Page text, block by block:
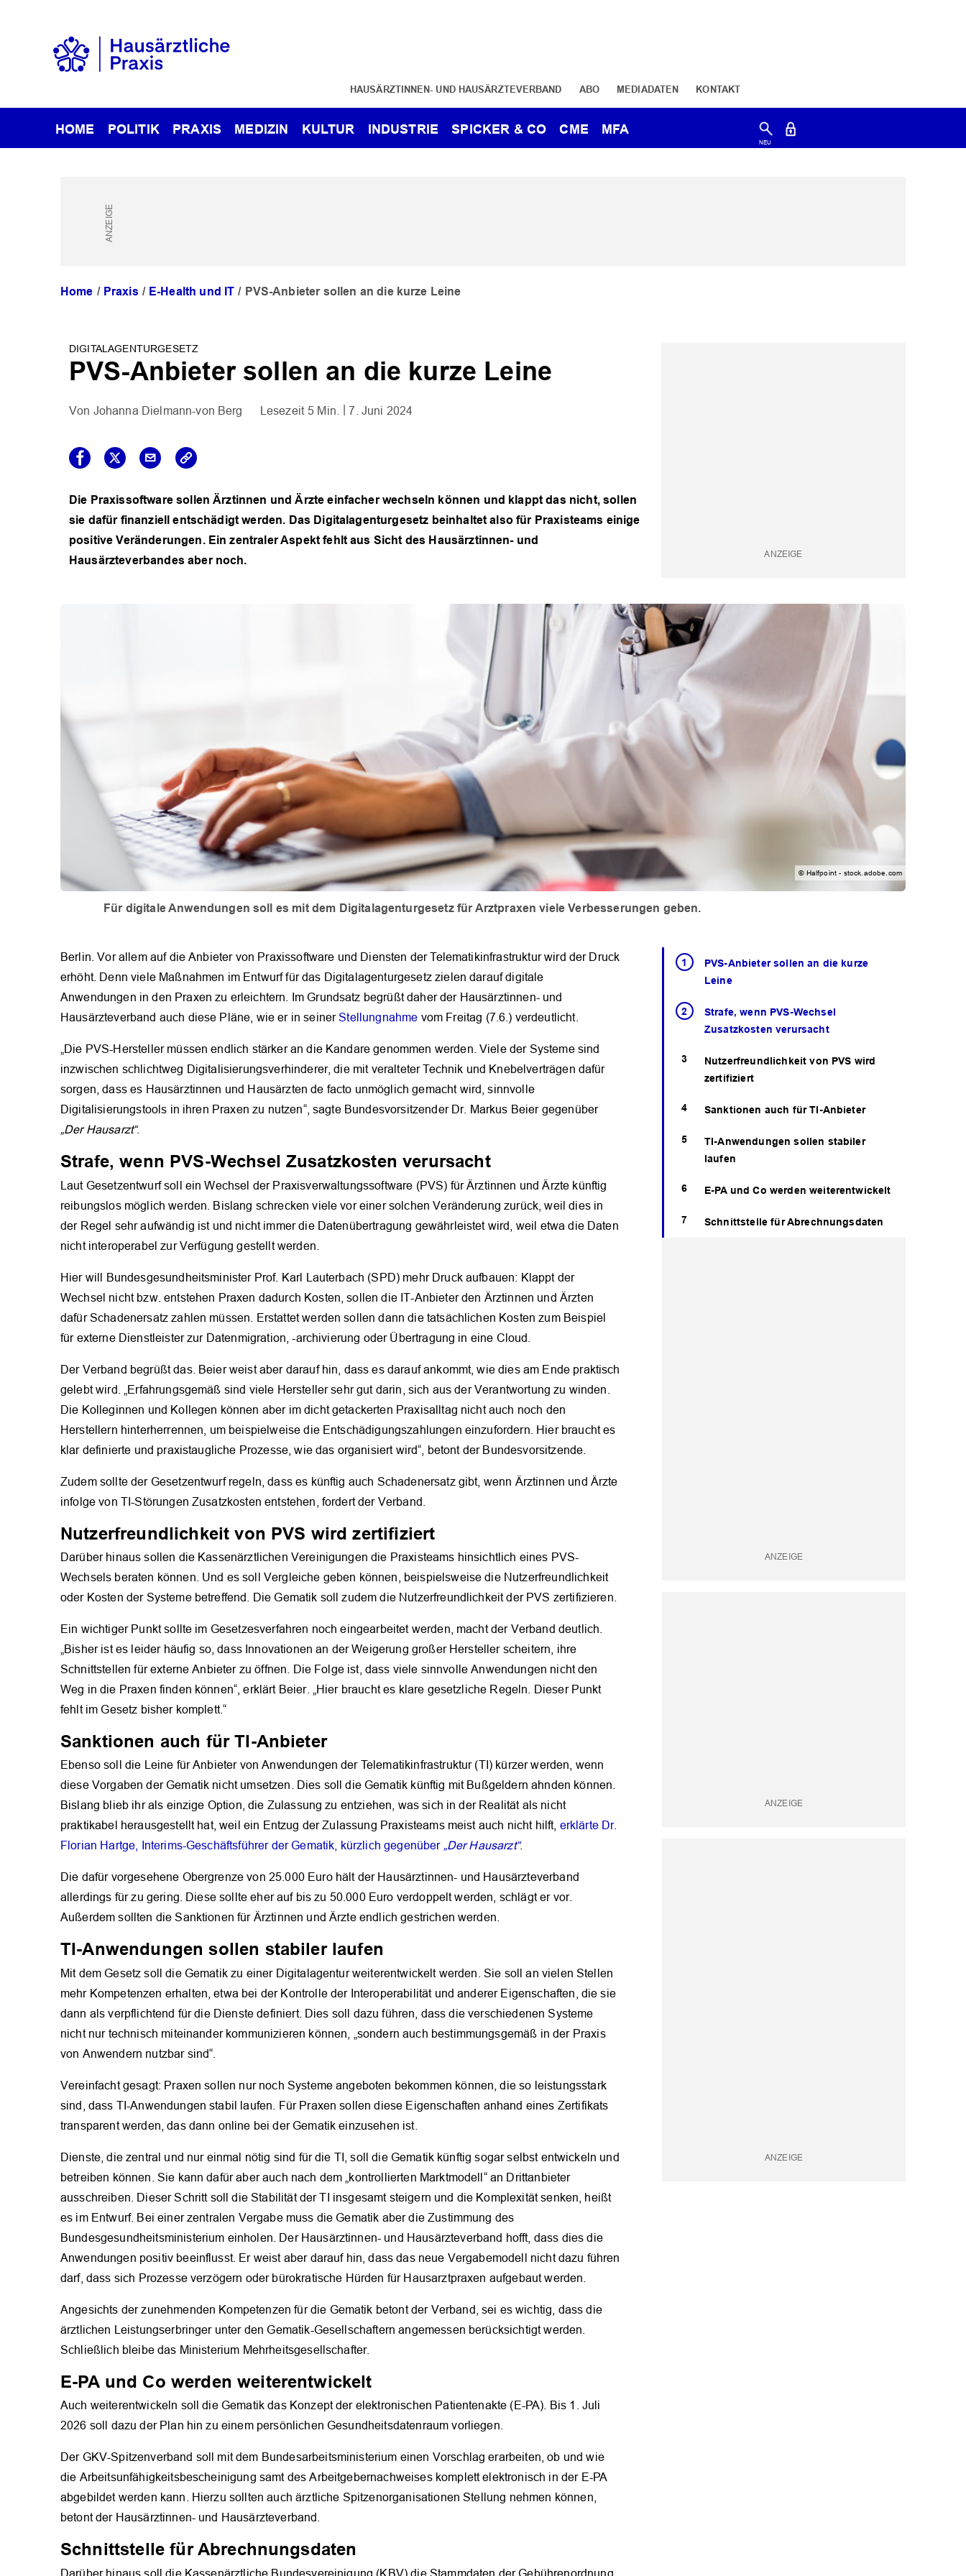
HAUSÄRZTINNEN- UND HAUSÄRZTEVERBAND ABO MEDIADATEN KONTAKT
HOME POLITIK PRAXIS MEDIZIN KULTUR INDUSTRIE SPICKER & CO CME MFA
OK
Home Praxis E-Health und IT PVS-Anbieter sollen an die kurze Leine
DIGITALAGENTURGESETZ
PVS-Anbieter sollen an die kurze Leine
Johanna Dielmann-von Berg 5 Min. 7. Juni 2024
Die Praxissoftware sollen Ärztinnen und Ärzte einfacher wechseln können und klappt das nicht, sollen
sie dafür finanziell entschädigt werden. Das Digitalagenturgesetz beinhaltet also für Praxisteams einige
positive Veränderungen. Ein zentraler Aspekt fehlt aus Sicht des Hausärztinnen- und
Hausärzteverbandes aber noch.
© Halfpoint - stock.adobe.com
Für digitale Anwendungen soll es mit dem Digitalagenturgesetz für Arztpraxen viele Verbesserungen geben.
PVS-Anbieter sollen an die kurze
Leine
Strafe, wenn PVS-Wechsel
Zusatzkosten verursacht
Nutzerfreundlichkeit von PVS wird
zertifiziert
Sanktionen auch für TI-Anbieter
TI-Anwendungen sollen stabiler
laufen
E-PA und Co werden weiterentwickelt
Schnittstelle für Abrechnungsdaten
Berlin. Vor allem auf die Anbieter von Praxissoftware und Diensten der Telematikinfrastruktur wird der Druck
erhöht. Denn viele Maßnahmen im Entwurf für das Digitalagenturgesetz zielen darauf digitale
Anwendungen in den Praxen zu erleichtern. Im Grundsatz begrüßt daher der Hausärztinnen- und
Hausärzteverband auch diese Pläne, wie er in seinerStellungnahme vom Freitag (7.6.) verdeutlicht.
„Die PVS-Hersteller müssen endlich stärker an die Kandare genommen werden. Viele der Systeme sind
inzwischen schlichtweg Digitalisierungsverhinderer, die mit veralteter Technik und Knebelverträgen dafür
sorgen, dass es Hausärztinnen und Hausärzten de facto unmöglich gemacht wird, sinnvolle
Digitalisierungstools in ihren Praxen zu nutzen“, sagte Bundesvorsitzender Dr. Markus Beier gegenüber
„Der Hausarzt“.
Strafe, wenn PVS-Wechsel Zusatzkosten verursacht
Laut Gesetzentwurf soll ein Wechsel der Praxisverwaltungssoftware (PVS) für Ärztinnen und Ärzte künftig
reibungslos möglich werden. Bislang schrecken viele vor einer solchen Veränderung zurück, weil dies in
der Regel sehr aufwändig ist und nicht immer die Datenübertragung gewährleistet wird, weil etwa die Daten
nicht interoperabel zur Verfügung gestellt werden.
Hier will Bundesgesundheitsminister Prof. Karl Lauterbach (SPD) mehr Druck aufbauen: Klappt der
Wechsel nicht bzw. entstehen Praxen dadurch Kosten, sollen die IT-Anbieter den Ärztinnen und Ärzten
dafür Schadenersatz zahlen müssen. Erstattet werden sollen dann die tatsächlichen Kosten zum Beispiel
für externe Dienstleister zur Datenmigration, -archivierung oder Übertragung in eine Cloud.
Der Verband begrüßt das. Beier weist aber darauf hin, dass es darauf ankommt, wie dies am Ende praktisch
gelebt wird. „Erfahrungsgemäß sind viele Hersteller sehr gut darin, sich aus der Verantwortung zu winden.
Die Kolleginnen und Kollegen können aber im dicht getackerten Praxisalltag nicht auch noch den
Herstellern hinterherrennen, um beispielweise die Entschädigungszahlungen einzufordern. Hier braucht es
klar definierte und praxistaugliche Prozesse, wie das organisiert wird“, betont der Bundesvorsitzende.
Zudem sollte der Gesetzentwurf regeln, dass es künftig auch Schadenersatz gibt, wenn Ärztinnen und Ärzte
infolge von TI-Störungen Zusatzkosten entstehen, fordert der Verband.
Nutzerfreundlichkeit von PVS wird zertifiziert
Darüber hinaus sollen die Kassenärztlichen Vereinigungen die Praxisteams hinsichtlich eines PVS-
Wechsels beraten können. Und es soll Vergleiche geben können, beispielsweise die Nutzerfreundlichkeit
oder Kosten der Systeme betreffend. Die Gematik soll zudem die Nutzerfreundlichkeit der PVS zertifizieren.
Ein wichtiger Punkt sollte im Gesetzesverfahren noch eingearbeitet werden, macht der Verband deutlich.
„Bisher ist es leider häufig so, dass Innovationen an der Weigerung großer Hersteller scheitern, ihre
Schnittstellen für externe Anbieter zu öffnen. Die Folge ist, dass viele sinnvolle Anwendungen nicht den
Weg in die Praxen finden können“, erklärt Beier. „Hier braucht es klare gesetzliche Regeln. Dieser Punkt
fehlt im Gesetz bisher komplett.“
Sanktionen auch für TI-Anbieter
Ebenso soll die Leine für Anbieter von Anwendungen der Telematikinfrastruktur (TI) kürzer werden, wenn
diese Vorgaben der Gematik nicht umsetzen. Dies soll die Gematik künftig mit Bußgeldern ahnden können.
Bislang blieb ihr als einzige Option, die Zulassung zu entziehen, was sich in der Realität als nicht
praktikabel herausgestellt hat, weil ein Entzug der Zulassung Praxisteams meist auch nicht hilft, erklärte Dr.
Florian Hartge, Interims-Geschäftsführer der Gematik, kürzlich gegenüber „Der Hausarzt“.
Die dafür vorgesehene Obergrenze von 25.000 Euro hält der Hausärztinnen- und Hausärzteverband
allerdings für zu gering. Diese sollte eher auf bis zu 50.000 Euro verdoppelt werden, schlägt er vor.
Außerdem sollten die Sanktionen für Ärztinnen und Ärzte endlich gestrichen werden.
TI-Anwendungen sollen stabiler laufen
Mit dem Gesetz soll die Gematik zu einer Digitalagentur weiterentwickelt werden. Sie soll an vielen Stellen
mehr Kompetenzen erhalten, etwa bei der Kontrolle der Interoperabilität und anderer Eigenschaften, die sie
dann als verpflichtend für die Dienste definiert. Dies soll dazu führen, dass die verschiedenen Systeme
nicht nur technisch miteinander kommunizieren können, „sondern auch bestimmungsgemäß in der Praxis
von Anwendern nutzbar sind“.
Vereinfacht gesagt: Praxen sollen nur noch Systeme angeboten bekommen können, die so leistungsstark
sind, dass TI-Anwendungen stabil laufen. Für Praxen sollen diese Eigenschaften anhand eines Zertifikats
transparent werden, das dann online bei der Gematik einzusehen ist.
Dienste, die zentral und nur einmal nötig sind für die TI, soll die Gematik künftig sogar selbst entwickeln und
betreiben können. Sie kann dafür aber auch nach dem „kontrollierten Marktmodell“ an Drittanbieter
ausschreiben. Dieser Schritt soll die Stabilität der TI insgesamt steigern und die Komplexität senken, heißt
es im Entwurf. Bei einer zentralen Vergabe muss die Gematik aber die Zustimmung des
Bundesgesundheitsministerium einholen. Der Hausärztinnen- und Hausärzteverband hofft, dass dies die
Anwendungen positiv beeinflusst. Er weist aber darauf hin, dass das neue Vergabemodell nicht dazu führen
darf, dass sich Prozesse verzögern oder bürokratische Hürden für Hausarztpraxen aufgebaut werden.
Angesichts der zunehmenden Kompetenzen für die Gematik betont der Verband, sei es wichtig, dass die
ärztlichen Leistungserbringer unter den Gematik-Gesellschaftern angemessen berücksichtigt werden.
Schließlich bleibe das Ministerium Mehrheitsgesellschafter.
E-PA und Co werden weiterentwickelt
Auch weiterentwickeln soll die Gematik das Konzept der elektronischen Patientenakte (E-PA). Bis 1. Juli
2026 soll dazu der Plan hin zu einem persönlichen Gesundheitsdatenraum vorliegen.
Der GKV-Spitzenverband soll mit dem Bundesarbeitsministerium einen Vorschlag erarbeiten, ob und wie
die Arbeitsunfähigkeitsbescheinigung samt des Arbeitgebernachweises komplett elektronisch in der E-PA
abgebildet werden kann. Hierzu sollten auch ärztliche Spitzenorganisationen Stellung nehmen können,
betont der Hausärztinnen- und Hausärzteverband.
Schnittstelle für Abrechnungsdaten
Darüber hinaus soll die Kassenärztliche Bundesvereinigung (KBV) die Stammdaten der Gebührenordnung